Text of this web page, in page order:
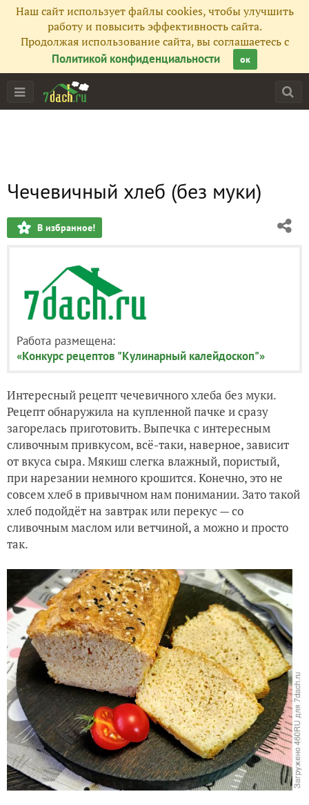
Наш сайт использует файлы cookies, чтобы улучшить
работу и повысить эффективность сайта.
Продолжая использование сайта, вы соглашаетесь с
Политикой конфиденциальности
ок
Чечевичный хлеб (без муки)
В избранное!
Работа размещена:
«Конкурс рецептов "Кулинарный калейдоскоп"»
Интересный рецепт чечевичного хлеба без муки.
Рецепт обнаружила на купленной пачке и сразу
загорелась приготовить. Выпечка с интересным
сливочным привкусом, всё-таки, наверное, зависит
от вкуса сыра. Мякиш слегка влажный, пористый,
при нарезании немного крошится. Конечно, это не
совсем хлеб в привычном нам понимании. Зато такой
хлеб подойдёт на завтрак или перекус — со
сливочным маслом или ветчиной, а можно и просто
так.